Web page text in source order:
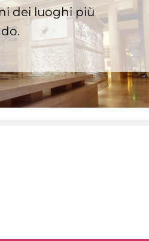
dei luoghi più